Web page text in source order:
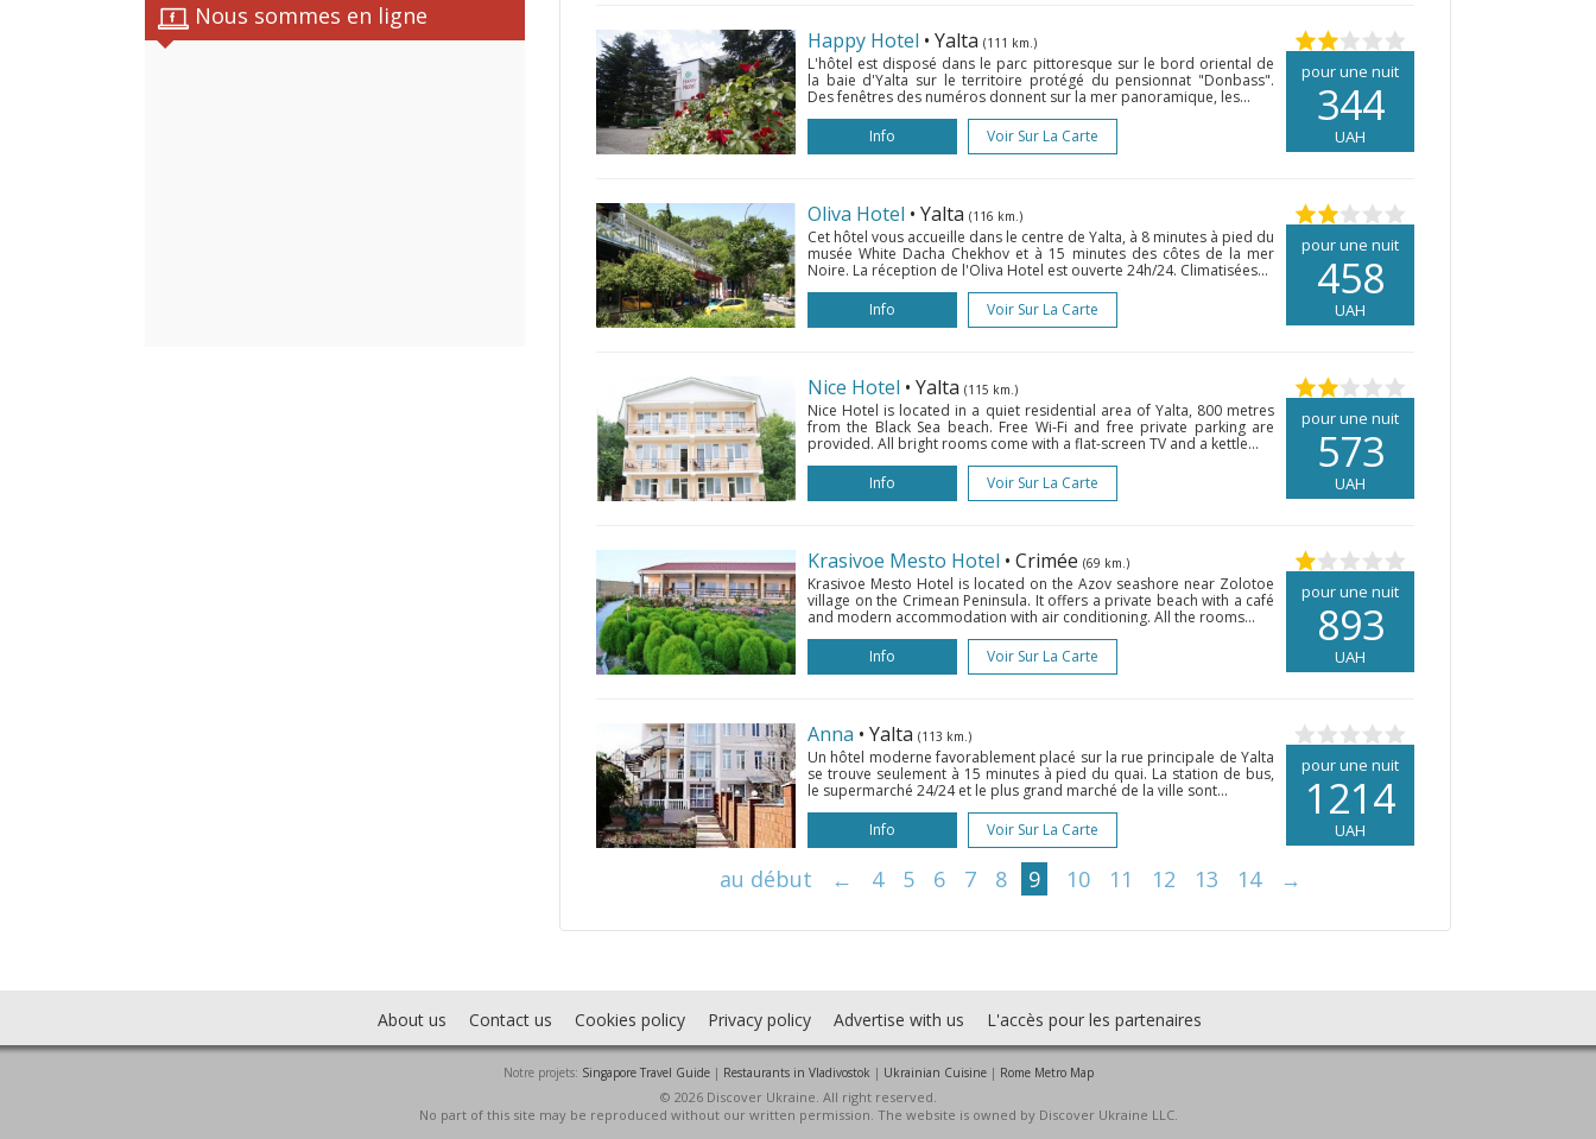
Nous sommes en ligne
pour une nuit
344
UAH
Happy Hotel • Yalta (111 km.)
L'hôtel est disposé dans le parc pittoresque sur le bord oriental de
la baie d'Yalta sur le territoire protégé du pensionnat "Donbass".
Des fenêtres des numéros donnent sur la mer panoramique, les...
Info
Voir Sur La Carte
pour une nuit
458
UAH
Oliva Hotel • Yalta (116 km.)
Cet hôtel vous accueille dans le centre de Yalta, à 8 minutes à pied du
musée White Dacha Chekhov et à 15 minutes des côtes de la mer
Noire. La réception de l'Oliva Hotel est ouverte 24h/24. Climatisées...
Info
Voir Sur La Carte
pour une nuit
573
UAH
Nice Hotel • Yalta (115 km.)
Nice Hotel is located in a quiet residential area of Yalta, 800 metres
from the Black Sea beach. Free Wi-Fi and free private parking are
provided. All bright rooms come with a flat-screen TV and a kettle...
Info
Voir Sur La Carte
pour une nuit
893
UAH
Krasivoe Mesto Hotel • Crimée (69 km.)
Krasivoe Mesto Hotel is located on the Azov seashore near Zolotoe
village on the Crimean Peninsula. It offers a private beach with a café
and modern accommodation with air conditioning. All the rooms...
Info
Voir Sur La Carte
pour une nuit
1214
UAH
Anna • Yalta (113 km.)
Un hôtel moderne favorablement placé sur la rue principale de Yalta
se trouve seulement à 15 minutes à pied du quai. La station de bus,
le supermarché 24/24 et le plus grand marché de la ville sont...
Info
Voir Sur La Carte
au début ← 4 5 6 7 8 9 10 11 12 13 14 →
About us Contact us Cookies policy Privacy policy Advertise with us L'accès pour les partenaires
Notre projets: Singapore Travel Guide| Restaurants in Vladivostok | Ukrainian Cuisine| Rome Metro Map
© 2026 Discover Ukraine. All right reserved.
No part of this site may be reproduced without our written permission. The website is owned by Discover Ukraine LLC.